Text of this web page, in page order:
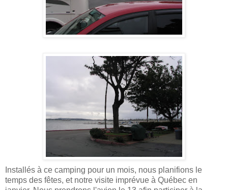
Installés à ce camping pour un mois, nous planifions le
temps des fêtes, et notre visite imprévue à Québec en